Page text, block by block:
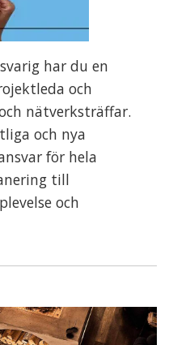
har du en
och
nätverksträffar.
och nya
för hela
till
och